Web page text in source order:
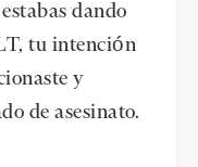
dando
tu intención
y
de asesinato.